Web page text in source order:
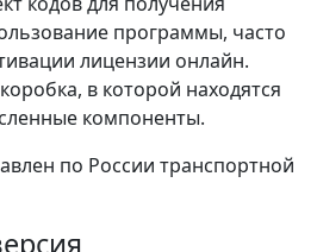
программы, часто
лицензии онлайн.
в которой находятся
компоненты.
по России транспортной